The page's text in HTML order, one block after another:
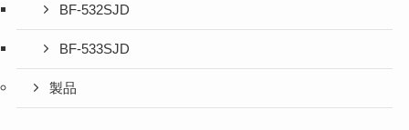
BF-532SJD
BF-533SJD
製品